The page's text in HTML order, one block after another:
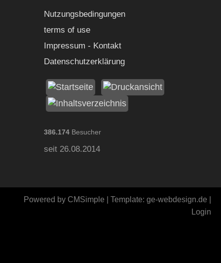
Nutzungsbedingungen
terms of use
Impressum - Kontakt
Datenschutzerklärung
386.174 Besucher
seit 26.08.2014
Powered by CMSimple | Template: ge-webdesign.de
Login